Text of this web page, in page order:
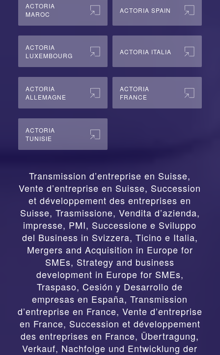
ACTORIA
MAROC
ACTORIA SPAIN
ACTORIA
LUXEMBOURG
ACTORIA ITALIA
ACTORIA
ALLEMAGNE
ACTORIA
FRANCE
ACTORIA
TUNISIE
Transmission d’entreprise en Suisse,
Vente d’entreprise en Suisse, Succession
et développement des entreprises en
Suisse, Trasmissione, Vendita d’azienda,
impresse, PMI, Successione e Sviluppo
del Business in Svizzera, Ticino e Italia,
Mergers and Acquisition in Europe for
SMEs, Strategy and business
development in Europe for SMEs,
Traspaso, Cesión y Desarrollo de
empresas en España,Transmission
d’entreprise en France, Vente d’entreprise
en France, Succession et développement
des entreprises en France, Übertragung,
Verkauf, Nachfolge und Entwicklung der